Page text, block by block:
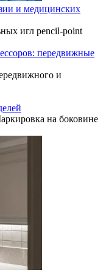
и медицинских
игл pencil-point
передвижные
и
на боковине